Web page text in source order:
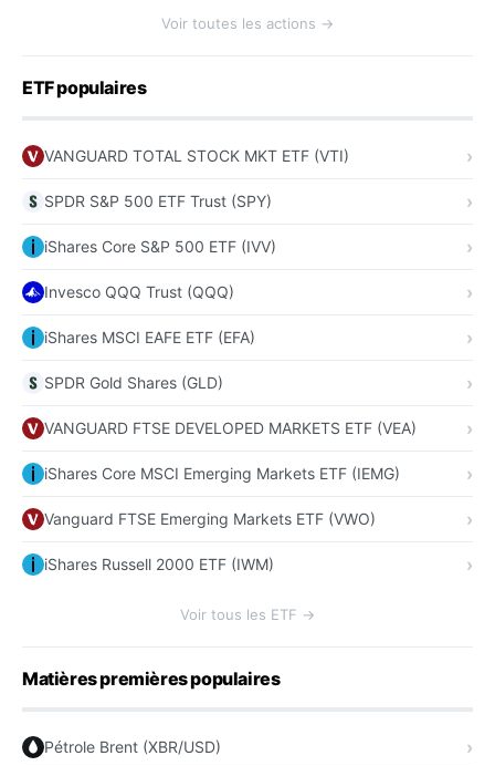
Voir toutes les actions →
ETF populaires
VANGUARD TOTAL STOCK MKT ETF (VTI)
SPDR S&P 500 ETF Trust (SPY)
iShares Core S&P 500 ETF (IVV)
Invesco QQQ Trust (QQQ)
iShares MSCI EAFE ETF (EFA)
SPDR Gold Shares (GLD)
VANGUARD FTSE DEVELOPED MARKETS ETF (VEA)
iShares Core MSCI Emerging Markets ETF (IEMG)
Vanguard FTSE Emerging Markets ETF (VWO)
iShares Russell 2000 ETF (IWM)
Voir tous les ETF →
Matières premières populaires
Pétrole Brent (XBR/USD)